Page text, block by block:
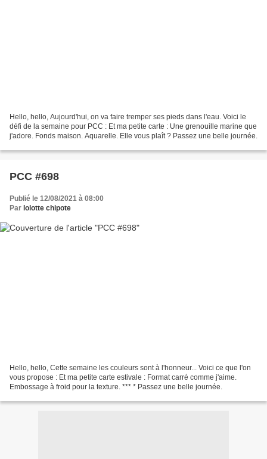
Hello, hello, Aujourd'hui, on va faire tremper ses pieds dans l'eau. Voici le
défi de la semaine pour PCC : Et ma petite carte : Une grenouille marine que
j'adore. Fonds maison. Aquarelle. Elle vous plaît ? Passez une belle journée.
PCC #698
Publié le 12/08/2021 à 08:00
Par lolotte chipote
Hello, hello, Cette semaine les couleurs sont à l'honneur... Voici ce que l'on
vous propose : Et ma petite carte estivale : Format carré comme j'aime.
Embossage à froid pour la texture. *** * Passez une belle journée.